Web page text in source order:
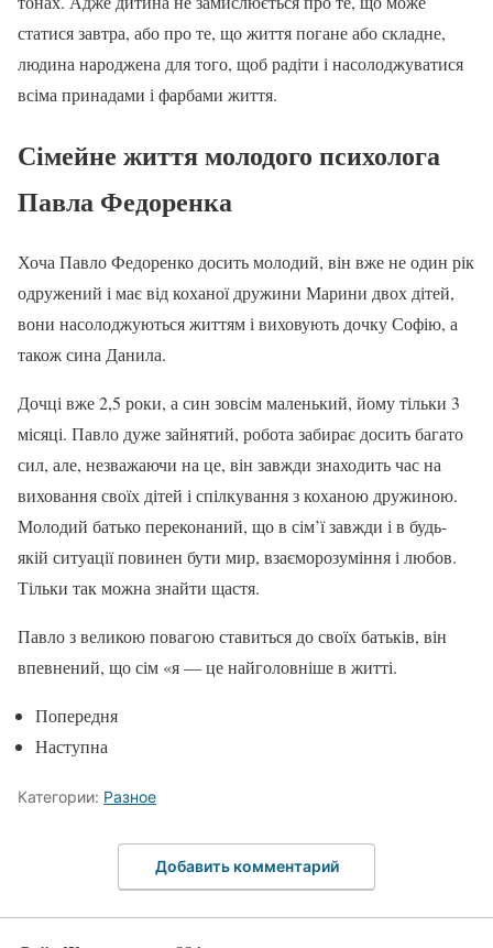
статися завтра, або про те, що життя погане або складне,
людина народжена для того, щоб радіти і насолоджуватися
всіма принадами і фарбами життя.
Сімейне життя молодого психолога
Павла Федоренка
Хоча Павло Федоренко досить молодий, він вже не один рік
одружений і має від коханої дружини Марини двох дітей,
вони насолоджуються життям і виховують дочку Софію, а
також сина Данила.
Дочці вже 2,5 роки, а син зовсім маленький, йому тільки 3
місяці. Павло дуже зайнятий, робота забирає досить багато
сил, але, незважаючи на це, він завжди знаходить час на
виховання своїх дітей і спілкування з коханою дружиною.
Молодий батько переконаний, що в сім’ї завжди і в будь-
якій ситуації повинен бути мир, взаєморозуміння і любов.
Тільки так можна знайти щастя.
Павло з великою повагою ставиться до своїх батьків, він
впевнений, що сім «я — це найголовніше в житті.
Попередня
Наступна
Категории: Разное
Добавить комментарий